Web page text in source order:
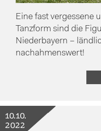
Eine fast vergessene
Tanzform sind die
Niederbayern –
nachahmenswert!
10.10.
2022